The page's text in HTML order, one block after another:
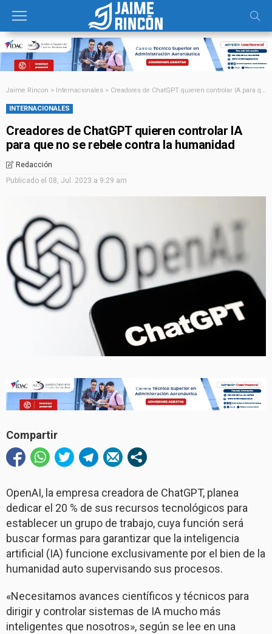
Jaime Rincon > Internacionales > Creadores de ChatGPT quieren controlar IA para que no se rebele contra la humanidad
INTERNACIONALES
Creadores de ChatGPT quieren controlar IA
para que no se rebele contra la humanidad
Redacción
Publicado el 08, Jul. 2023 a 9:29 am
Compartir
OpenAI, la empresa creadora de ChatGPT, planea
dedicar el 20 % de sus recursos tecnológicos para
establecer un grupo de trabajo, cuya función será
buscar formas para garantizar que la inteligencia
artificial (IA) funcione exclusivamente por el bien de la
humanidad auto supervisando sus procesos.
«Necesitamos avances científicos y técnicos para
dirigir y controlar sistemas de IA mucho más
inteligentes que nosotros», según se lee en una